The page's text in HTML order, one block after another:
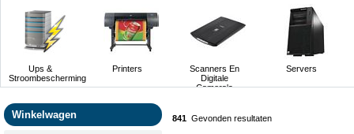
Ups &
Stroombescherming
Printers
Scanners En
Digitale
Camera's
Servers
Winkelwagen 841 Gevonden resultaten